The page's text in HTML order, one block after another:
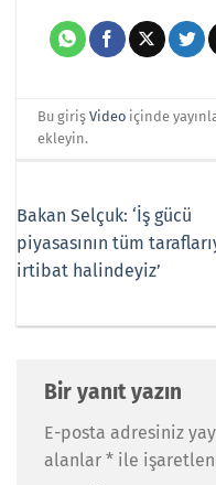
Bu girişVideo içinde
ekleyin.
Bakan Selçuk: ‘İş gücü
piyasasının tüm
irtibat halindeyiz’
Bir yanıt yazın
E-posta adresiniz
alanlar * ile